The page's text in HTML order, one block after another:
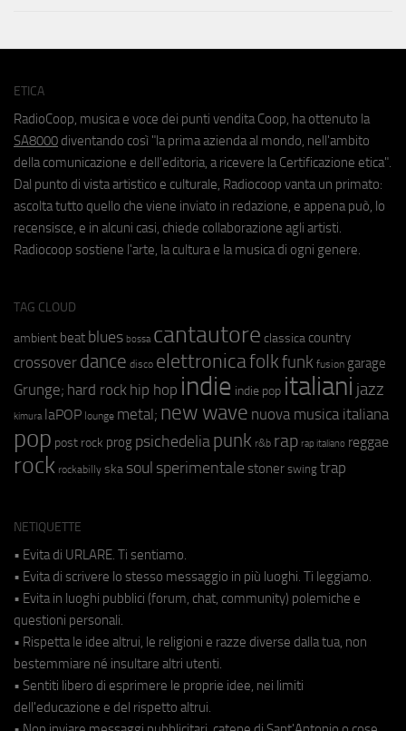
ETICA
RadioCoop, musica e voce dei punti vendita Coop, ha ottenuto la
SA8000 diventando così "la prima azienda al mondo, nell'ambito
della comunicazione e dell'editoria, a ricevere la Certificazione etica".
Dal punto di vista artistico e culturale, Radiocoop vanta un primato:
ascolta tutto quello che viene inviato in redazione, e appena può, lo
recensisce, e in alcuni casi, chiede collaborazione agli artisti.
Radiocoop sostiene l'arte, la cultura e la musica di ogni genere.
TAG CLOUD
ambient beat blues bossa cantautore classica country
crossover dance disco elettronicafolkfunk fusion garage
Grunge; hard rock hip hop indie indie pop italiani jazz
kimura laPOP lounge metal; new wave nuova musica italiana
pop post rock prog psichedeliapunk r&b rap rap italiano reggae
rock rockabilly ska soul sperimentale stoner swing trap
NETIQUETTE
• Evita di URLARE. Ti sentiamo.
• Evita di scrivere lo stesso messaggio in più luoghi. Ti leggiamo.
• Evita in luoghi pubblici (forum, chat, community) polemiche e
questioni personali.
• Rispetta le idee altrui, le religioni e razze diverse dalla tua, non
bestemmiare né insultare altri utenti.
• Sentiti libero di esprimere le proprie idee, nei limiti
dell'educazione e del rispetto altrui.